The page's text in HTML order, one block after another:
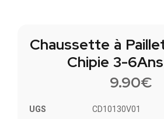
Chaussette à
Chipie 3-
9.90€
UGS
CD10130V01